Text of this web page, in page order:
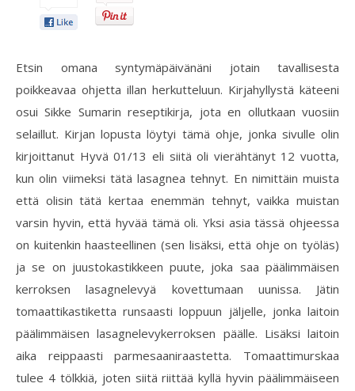
It!
Etsin omana syntymäpäivänäni jotain tavallisesta
poikkeavaa ohjetta illan herkutteluun. Kirjahyllystä käteeni
osui Sikke Sumarin reseptikirja, jota en ollutkaan vuosiin
selaillut. Kirjan lopusta löytyi tämä ohje, jonka sivulle olin
kirjoittanut Hyvä 01/13 eli siitä oli vierähtänyt 12 vuotta,
kun olin viimeksi tätä lasagnea tehnyt. En nimittäin muista
että olisin tätä kertaa enemmän tehnyt, vaikka muistan
varsin hyvin, että hyvää tämä oli. Yksi asia tässä ohjeessa
on kuitenkin haasteellinen (sen lisäksi, että ohje on työläs)
ja se on juustokastikkeen puute, joka saa päälimmäisen
kerroksen lasagnelevyä kovettumaan uunissa. Jätin
tomaattikastiketta runsaasti loppuun jäljelle, jonka laitoin
päälimmäisen lasagnelevykerroksen päälle. Lisäksi laitoin
aika reippaasti parmesaaniraastetta. Tomaattimurskaa
tulee 4 tölkkiä, joten siitä riittää kyllä hyvin päälimmäiseen